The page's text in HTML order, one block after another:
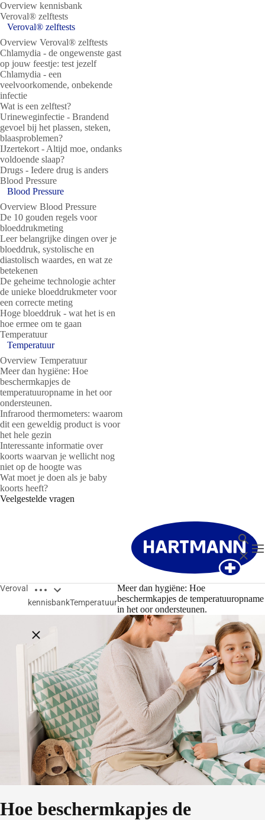
Overview kennisbank
Veroval® zelftests
Veroval® zelftests
Overview Veroval® zelftests
Chlamydia - de ongewenste gast
op jouw feestje: test jezelf
Chlamydia - een
veelvoorkomende, onbekende
infectie
Wat is een zelftest?
Urineweginfectie - Brandend
gevoel bij het plassen, steken,
blaasproblemen?
IJzertekort - Altijd moe, ondanks
voldoende slaap?
Drugs - Iedere drug is anders
Blood Pressure
Blood Pressure
Overview Blood Pressure
De 10 gouden regels voor
bloeddrukmeting
Leer belangrijke dingen over je
bloeddruk, systolische en
diastolisch waardes, en wat ze
betekenen
De geheime technologie achter
de unieke bloeddrukmeter voor
een correcte meting
Hoge bloeddruk - wat het is en
hoe ermee om te gaan
Temperatuur
Temperatuur
Overview Temperatuur
Meer dan hygiëne: Hoe
beschermkapjes de
temperatuuropname in het oor
ondersteunen.
Infrarood thermometers: waarom
dit een geweldig product is voor
het hele gezin
Interessante informatie over
koorts waarvan je wellicht nog
niet op de hoogte was
Wat moet je doen als je baby
koorts heeft?
Veelgestelde vragen
Zoeken
Sluit
Veroval Open breadcrumbs
Close breadcrumbs
kennisbankTemperatuur
Meer dan hygiëne: Hoe
beschermkapjes de temperatuuropname
in het oor ondersteunen.
Hoe beschermkapjes de